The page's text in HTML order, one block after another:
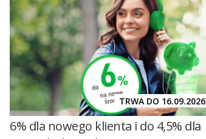
TRWA DO 16.09.2026
6% dla nowego klienta i do 4,5% dla